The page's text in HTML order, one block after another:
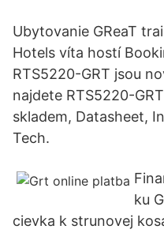
Ubytovanie GReaT
Hotels víta hostí
RTS5220-GRT jsou
najdete RTS5220-
skladem, Datasheet,
Tech.
ku
cievka k strunovej